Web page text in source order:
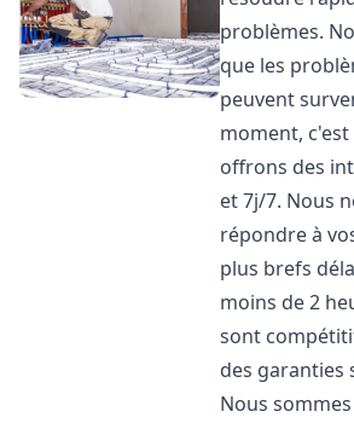
problèmes.
que les
peuvent
moment,
offrons des
et 7j/7. Nous
répondre à
plus brefs
moins de 2
sont
des garanties
Nous